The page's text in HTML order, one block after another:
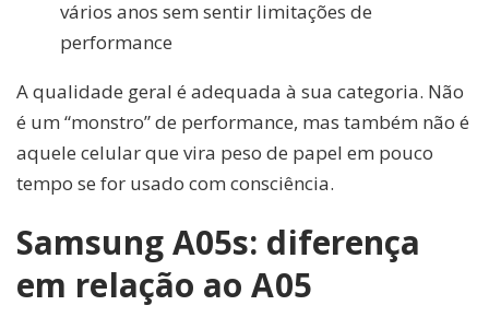
vários anos sem sentir limitações de
performance
A qualidade geral é adequada à sua categoria. Não
é um “monstro” de performance, mas também não é
aquele celular que vira peso de papel em pouco
tempo se for usado com consciência.
Samsung A05s: diferença
em relação ao A05